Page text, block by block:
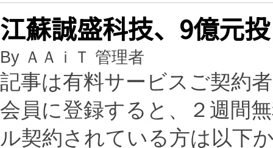
江蘇誠盛科技、9億元
By ＡＡｉＴ 管理者
記事は有料サービスご契約
会員に登録すると、２週間
ル契約されている方は以下